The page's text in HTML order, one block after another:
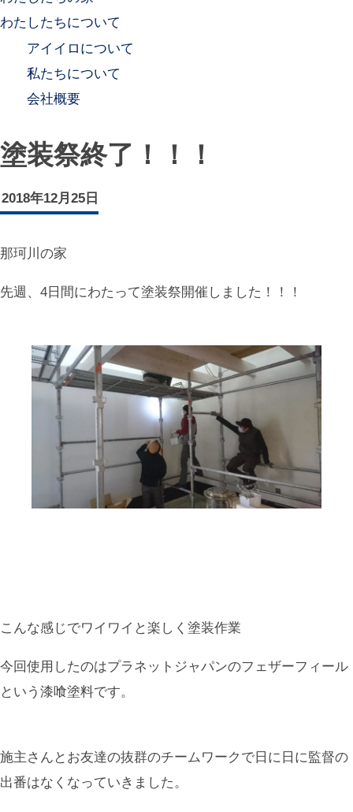
わたしたちについて
アイイロについて
私たちについて
会社概要
塗装祭終了！！！
2018年12月25日
那珂川の家
先週、4日間にわたって塗装祭開催しました！！！
こんな感じでワイワイと楽しく塗装作業
今回使用したのはプラネットジャパンのフェザーフィール
という漆喰塗料です。
施主さんとお友達の抜群のチームワークで日に日に監督の
出番はなくなっていきました。